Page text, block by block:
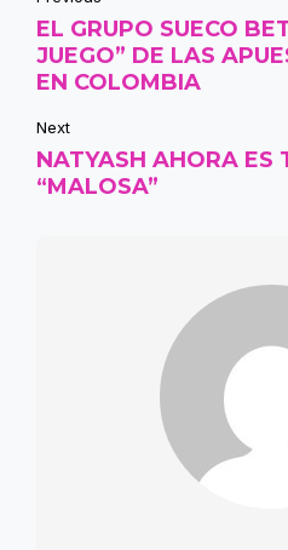
EL GRUPO SUECO
JUEGO” DE LAS
EN COLOMBIA
Next
NATYASH AHORA ES
“MALOSA”